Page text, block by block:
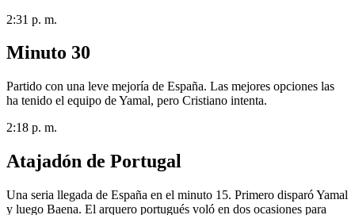
2:31 p. m.
Minuto 30
Partido con una leve mejoría de España. Las mejores opciones las
ha tenido el equipo de Yamal, pero Cristiano intenta.
2:18 p. m.
Atajadón de Portugal
Una seria llegada de España en el minuto 15. Primero disparó Yamal
y luego Baena. El arquero portugués voló en dos ocasiones para